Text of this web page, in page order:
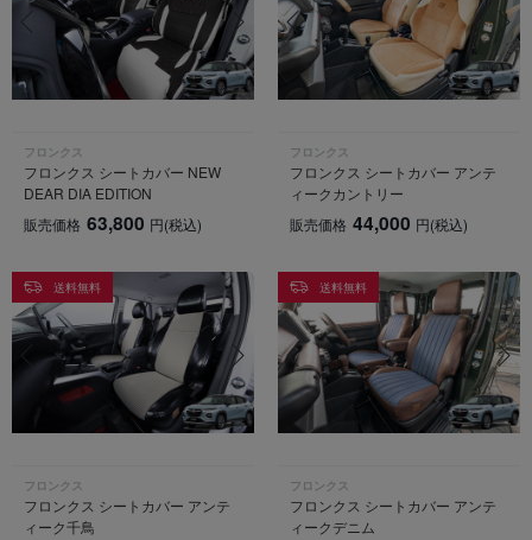
フロンクス
フロンクス シートカバー NEW
DEAR DIA EDITION
販売価格 63,800 円(税込)
フロンクス
フロンクス シートカバー アンテ
ィークカントリー
販売価格 44,000 円(税込)
送料無料
フロンクス
フロンクス シートカバー アンテ
ィーク千鳥
送料無料
フロンクス
フロンクス シートカバー アンテ
ィークデニム